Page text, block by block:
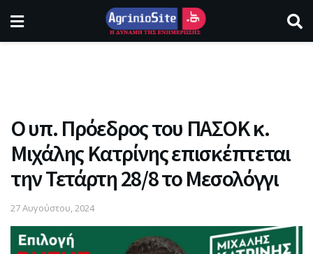
Ο υπ. Πρόεδρος του ΠΑΣΟΚ κ.
Μιχάλης Κατρίνης επισκέπτεται
την Τετάρτη 28/8 το Μεσολόγγι
27 Αυγούστου, 2024